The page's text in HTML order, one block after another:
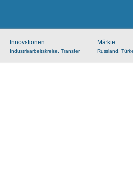
Innovationen
Industriearbeitskreise, Transfer
Märkte
Russland,